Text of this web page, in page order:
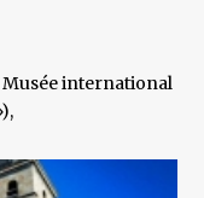
Musée international